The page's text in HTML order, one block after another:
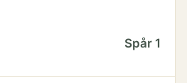
Spår 1